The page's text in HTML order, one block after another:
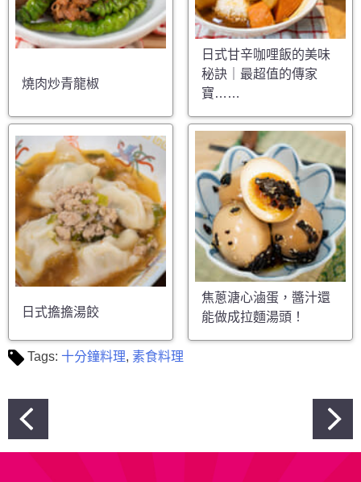
燒肉炒青龍椒
日式甘辛咖哩飯的美味
秘訣｜最超值的傳家
寶……
日式擔擔湯餃
焦蔥溏心滷蛋，醬汁還
能做成拉麵湯頭！
Tags: 十分鐘料理, 素食料理
文
章